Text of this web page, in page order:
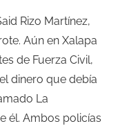
Rizo Martínez,
Aún en Xalapa
de Fuerza Civil,
dinero que debía
La
él. Ambos policías